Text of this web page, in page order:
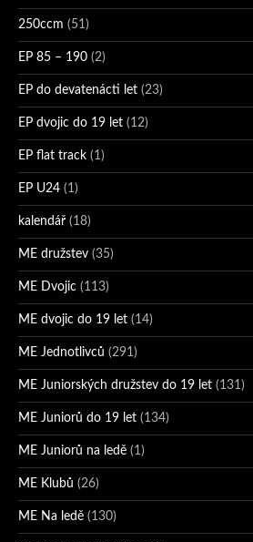
250ccm (51)
EP 85 – 190 (2)
EP do devatenácti let (23)
EP dvojic do 19 let (12)
EP flat track (1)
EP U24 (1)
kalendář (18)
ME družstev (35)
ME Dvojic (113)
ME dvojic do 19 let (14)
ME Jednotlivců (291)
ME Juniorských družstev do 19 let (131)
ME Juniorů do 19 let (134)
ME Juniorů na ledě (1)
ME Klubů (26)
ME Na ledě (130)